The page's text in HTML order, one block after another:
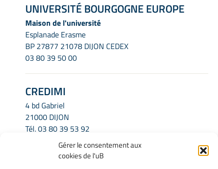
Gérer le consentement aux
cookies de l'uB
UNIVERSITÉ BOURGOGNE EUROPE
Maison de l'université
Esplanade Erasme
BP 27877 21078 DIJON CEDEX
03 80 39 50 00
CREDIMI
4 bd Gabriel
21000 DIJON
Tél.03 80 39 53 92
credimi.secretariat@u-bourgogne.fr